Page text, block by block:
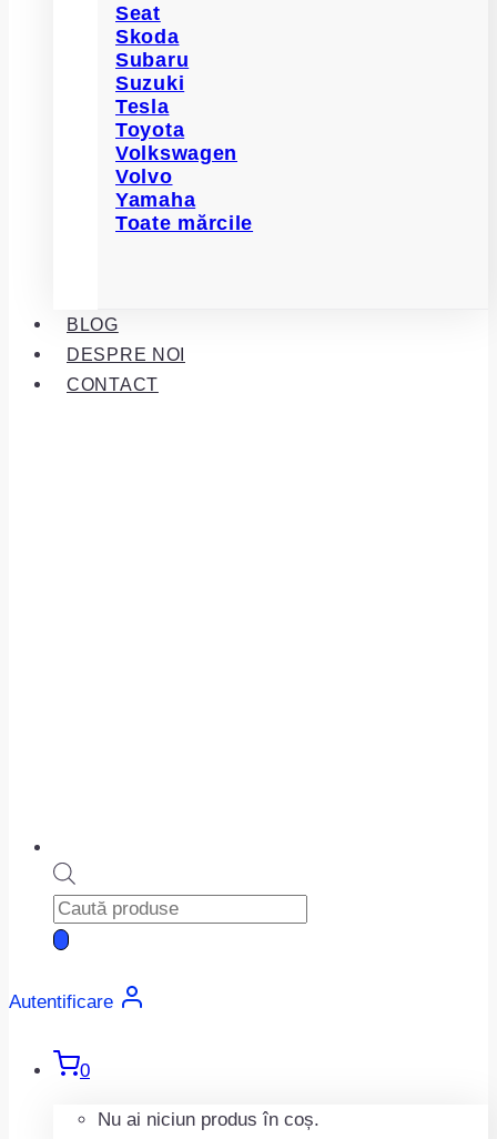
Seat
Skoda
Subaru
Suzuki
Tesla
Toyota
Volkswagen
Volvo
Yamaha
Toate mărcile
BLOG
DESPRE NOI
CONTACT
Products
search
Autentificare
0
Nu ai niciun produs în coș.